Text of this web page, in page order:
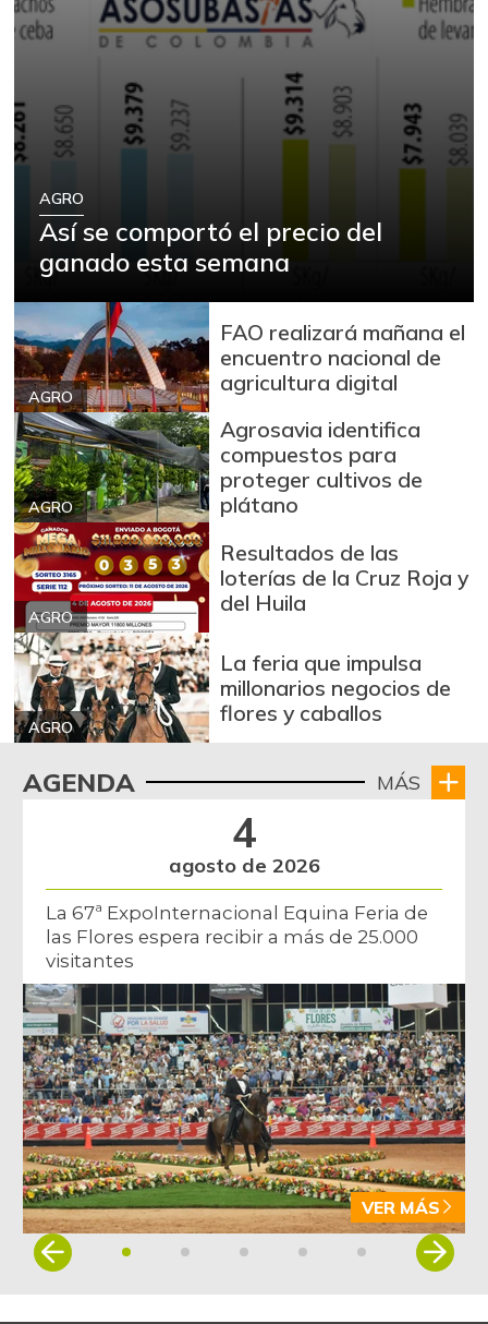
AGRO
Así se comportó el precio del
ganado esta semana
AGRO
FAO realizará mañana el
encuentro nacional de
agricultura digital
AGRO
Agrosavia identifica
compuestos para
proteger cultivos de
plátano
AGRO
Resultados de las
loterías de la Cruz Roja y
del Huila
AGRO
La feria que impulsa
millonarios negocios de
flores y caballos
AGENDA MÁS
4
agosto de 2026
La 67ª ExpoInternacional Equina Feria de
las Flores espera recibir a más de 25.000
visitantes
VER MÁS
Item